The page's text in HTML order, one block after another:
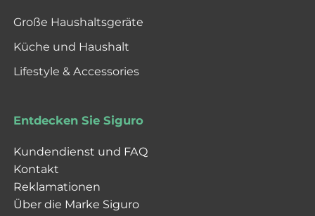
Große Haushaltsgeräte
Küche und Haushalt
Lifestyle & Accessories
Entdecken Sie Siguro
Kundendienst und FAQ
Kontakt
Reklamationen
Über die Marke Siguro